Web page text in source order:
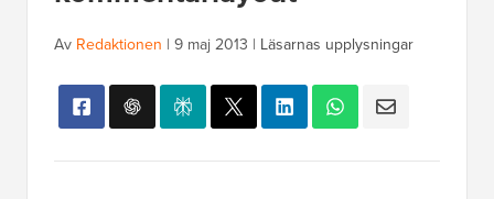
Av Redaktionen | 9 maj 2013 | Läsarnas upplysningar